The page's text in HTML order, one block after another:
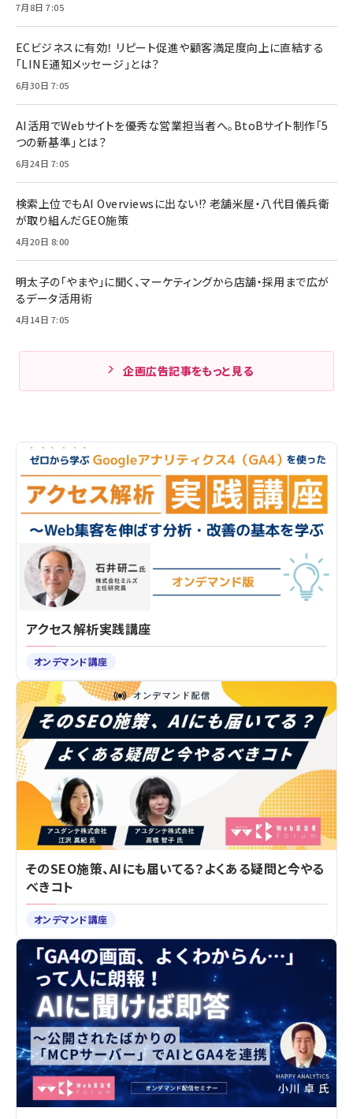
7月8日 7:05
ECビジネスに有効！ リピート促進や顧客満足度向上に直結する
「LINE通知メッセージ」とは？
6月30日 7:05
AI活用でWebサイトを優秀な営業担当者へ。BtoBサイト制作「5
つの新基準」とは？
6月24日 7:05
検索上位でもAI Overviewsに出ない!? 老舗米屋・八代目儀兵衛
が取り組んだGEO施策
4月20日 8:00
明太子の「やまや」に聞く、マーケティングから店舗・採用まで広が
るデータ活用術
4月14日 7:05
企画広告記事をもっと見る
アクセス解析実践講座
オンデマンド講座
そのSEO施策、AIにも届いてる？よくある疑問と今やる
べきコト
オンデマンド講座